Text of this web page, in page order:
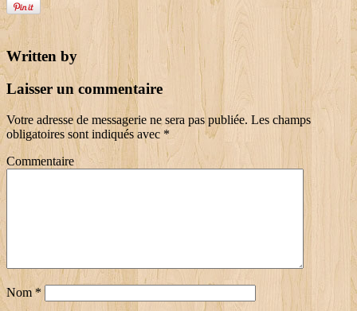
Written by
Laisser un commentaire
Votre adresse de messagerie ne sera pas publiée. Les champs
obligatoires sont indiqués avec *
Commentaire
Nom*